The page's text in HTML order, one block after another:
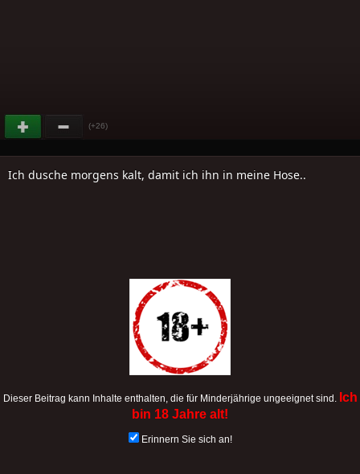
(+26)
Ich dusche morgens kalt, damit ich ihn in meine Hose..
Dieser Beitrag kann Inhalte enthalten, die für Minderjährige ungeeignet sind. Ich
bin 18 Jahre alt!
Erinnern Sie sich an!